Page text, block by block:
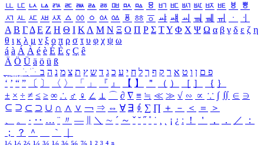
ㅥ ㅦ ㅧ ㅨ ㅩ ㅪ ㅫ ㅬ ㅭ ㅮ ㅯ ㅰ ㅱ ㅲ ㅳ ㅴ ㅵ ㅶ ㅷ ㅸ
ㅹ
ㅺ ㅻ ㅼ ㅽ ㅾ ㅿ ㆀ ㆁ ㆂ ㆃ ㆄ ㆅ ㆆ ㆇ ㆈ ㆉ ㆊ ㆋ ㆌ ㆍ
ㆎ
Α Β ΓΔ Ε Ζ Η Θ Ι ΚΛ Μ Ν Ξ Ο Π Ρ Σ ΤΥ Φ Χ Ψ Ω α β γ δ ε ζ η
θ ι κ λ μ ν ξ ο π ρ σ τ υ φ χ ψ ω
á à Á À é è É È ç Ç ê
Ä Ö Ü ä ö ü ß
ִֶֹ ֻּ ׁׂ פ ם ן ו ט א ר ק ף ך ל ח י ע כ ג ד ש ץ ת צ מ נ ה ב
‘ ’ “ ” 〔 〕 〈 〉 「 」 『 』 【 】 ＂ （ ） ［ ］ ｛ ｝
± × ÷ ≠ ≤ ≥ ∞ ∴ ♂ ♀ ∠ ⊥ ⌒ ∂ ∇ ≡ ≒ ≪ ≫ √ ∽ ∝ ∵ ∫ ∬ ∈ ∋
⊆ ⊇ ⊂ ⊃ ∪ ∩ ∧ ∨ ￢ ⇒ ⇔ ∀ ∃ ∮ ∑ ∏ ＋ － ＜ ＝
＞
、
。 · ‥ … ¨ 〃 ― ＼ ∼ ´ ～ ˇ ˘ ˝ ˚ ˙ ¸ ¡ ¿ ː ！ ＇ ， ． ／
：
；
？ ＾ ｀